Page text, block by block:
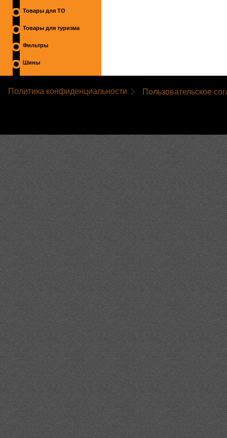
Товары для ТО
Товары для туризма
Фильтры
Шины
Политика конфиденциальности Пользовательское